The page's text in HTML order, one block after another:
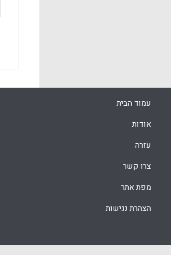
עמוד הבית
אודות
עזרה
צרו קשר
מפת אתר
הצהרת נגישות